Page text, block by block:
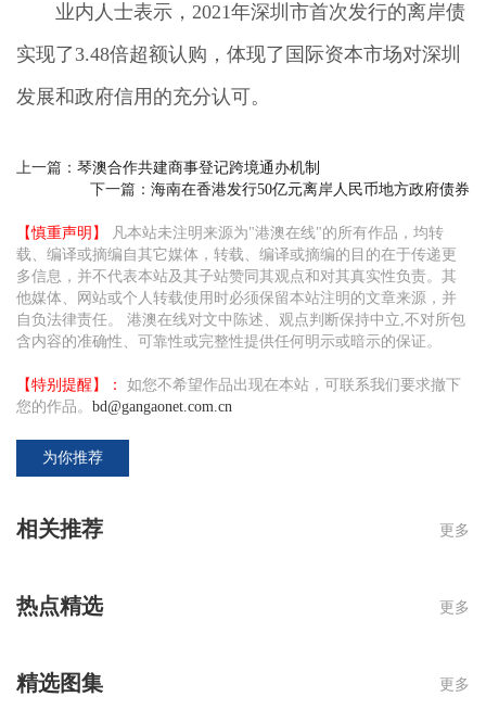
业内人士表示，2021年深圳市首次发行的离岸债
实现了3.48倍超额认购，体现了国际资本市场对深圳
发展和政府信用的充分认可。
上一篇： 琴澳合作共建商事登记跨境通办机制
下一篇： 海南在香港发行50亿元离岸人民币地方政府债券
【慎重声明】
凡本站未注明来源为"港澳在线"的所有作品，均转
载、编译或摘编自其它媒体，转载、编译或摘编的目的在于传递更
多信息，并不代表本站及其子站赞同其观点和对其真实性负责。其
他媒体、网站或个人转载使用时必须保留本站注明的文章来源，并
自负法律责任。 港澳在线对文中陈述、观点判断保持中立,不对所包
含内容的准确性、可靠性或完整性提供任何明示或暗示的保证。
【特别提醒】：
如您不希望作品出现在本站，可联系我们要求撤下
您的作品。 bd@gangaonet.com.cn
为你推荐
相关推荐 更多
热点精选 更多
精选图集 更多